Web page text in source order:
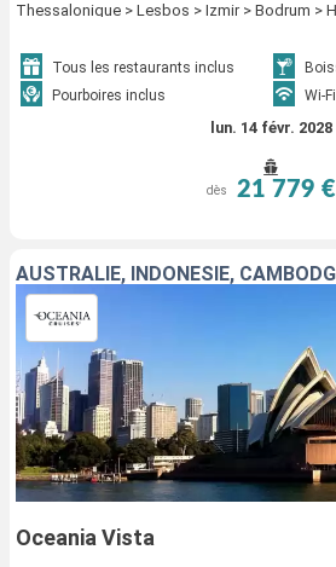
Thessalonique > Lesbos > Izmir > Bodrum >
Dubrovnik > La Valette > Messine > Salerne >
Tous les restaurants inclus
Pourboires inclus
Wi-
lun. 14 févr. 2028
dès 21 779 €
Oceania Vista